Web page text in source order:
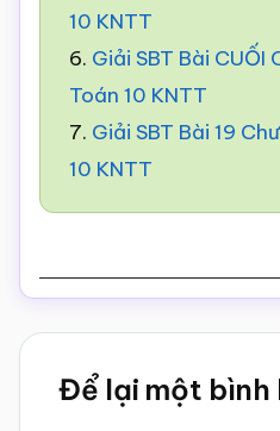
10 KNTT
6. Giải SBT Bài CUỐI
Toán 10 KNTT
7. Giải SBT Bài 19
10 KNTT
Reader
Interactions
Để lại một bình